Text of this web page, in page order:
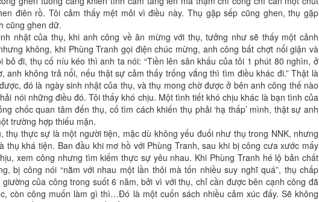
điên rồ. Tôi cảm thấy mệt mỏi vì điều này. Thụ gặp sếp cũng ghen, thụ gặp
cũng ghen dữ.
nhật của thụ, khi anh công về ăn mừng với thụ, tưởng như sẽ thấy một cảnh
không, khi Phùng Tranh gọi điện chúc mừng, anh công bất chợt nổi giận và
bỏ đi, thụ cố níu kéo thì anh ta nói: “Tiền lên sân khấu của tôi 1 phút 80 nghìn, ở
anh không trả nổi, nếu thật sự cảm thấy trống vắng thì tìm điều khác đi.” Thật là
đó là ngày sinh nhật của thụ, và thụ mong chờ được ở bên anh công thế nào
nói những điều đó. Tôi thấy khó chịu. Một tình tiết khó chịu khác là bạn tình của
chốc quan tâm đến thụ, cố tìm cách khiến thụ phải ‘hạ thấp’ mình, thật sự anh
trường hợp thiếu mặn.
thụ thực sự là một người tiện, mặc dù không yếu đuối như thụ trong NNK, nhưng
thụ khá tiện. Ban đầu khi mơ hồ với Phùng Tranh, sau khi bị công cưa xước mấy
xem công nhưng tìm kiếm thực sự yêu nhau. Khi Phùng Tranh hé lộ bản chất
bị công nói “nằm với nhau một lần thôi mà tốn nhiều suy nghĩ quá”, thụ chấp
giường của công trong suốt 6 năm, bởi vì với thụ, chỉ cần được bên cạnh công đã
còn công muốn làm gì thì…Đó là một cuốn sách nhiều cảm xúc đấy. Sẽ không